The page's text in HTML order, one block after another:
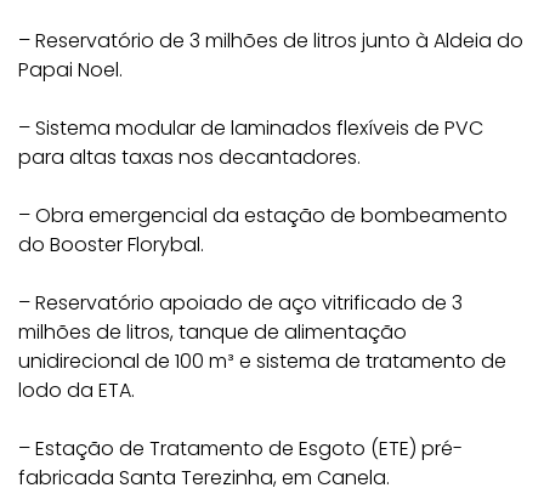
– Reservatório de 3 milhões de litros junto à Aldeia do
Papai Noel.
– Sistema modular de laminados flexíveis de PVC
para altas taxas nos decantadores.
– Obra emergencial da estação de bombeamento
do Booster Florybal.
– Reservatório apoiado de aço vitrificado de 3
milhões de litros, tanque de alimentação
unidirecional de 100 m³ e sistema de tratamento de
lodo da ETA.
– Estação de Tratamento de Esgoto (ETE) pré-
fabricada Santa Terezinha, em Canela.